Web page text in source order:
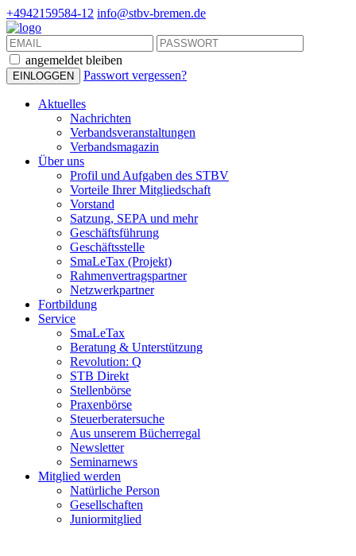
+4942159584-12 info@stbv-bremen.de
angemeldet bleiben
Passwort vergessen?
Aktuelles
Nachrichten
Verbandsveranstaltungen
Verbandsmagazin
Über uns
Profil und Aufgaben des STBV
Vorteile Ihrer Mitgliedschaft
Vorstand
Satzung, SEPA und mehr
Geschäftsführung
Geschäftsstelle
SmaLeTax (Projekt)
Rahmenvertragspartner
Netzwerkpartner
Fortbildung
Service
SmaLeTax
Beratung & Unterstützung
Revolution: Q
STB Direkt
Stellenbörse
Praxenbörse
Steuerberatersuche
Aus unserem Bücherregal
Newsletter
Seminarnews
Mitglied werden
Natürliche Person
Gesellschaften
Juniormitglied